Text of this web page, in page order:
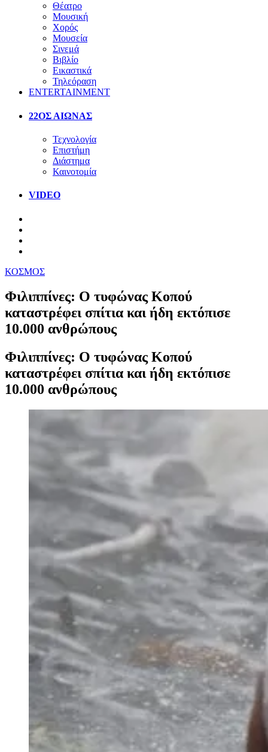
Θέατρο
Μουσική
Χορός
Μουσεία
Σινεμά
Βιβλίο
Εικαστικά
Τηλεόραση
ENTERTAINMENT
22ΟΣ ΑΙΩΝΑΣ
Τεχνολογία
Επιστήμη
Διάστημα
Καινοτομία
VIDEO
ΚΟΣΜΟΣ
Φιλιππίνες: Ο τυφώνας Κοπού
καταστρέφει σπίτια και ήδη εκτόπισε
10.000 ανθρώπους
Φιλιππίνες: Ο τυφώνας Κοπού
καταστρέφει σπίτια και ήδη εκτόπισε
10.000 ανθρώπους